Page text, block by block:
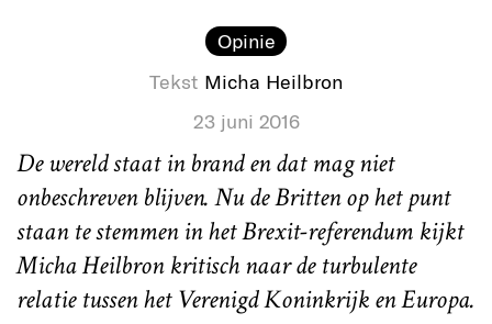
Opinie
Tekst Micha Heilbron
23 juni 2016
De wereld staat in brand en dat mag niet
onbeschreven blijven. Nu de Britten op het punt
staan te stemmen in het Brexit-referendum kijkt
Micha Heilbron kritisch naar de turbulente
relatie tussen het Verenigd Koninkrijk en Europa.